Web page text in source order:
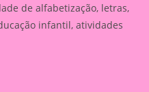
de alfabetização, letras,
infantil, atividades